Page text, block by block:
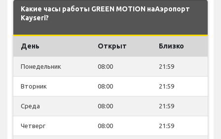
Какие часы работы GREEN MOTION наАэропорт
Kayseri?
День Открыт Близко
Понедельник 08:00 21:59
Вторник 08:00 21:59
Среда 08:00 21:59
Четверг 08:00 21:59